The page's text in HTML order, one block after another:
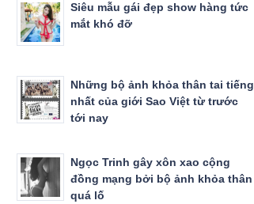
Siêu mẫu gái đẹp show hàng tức
mắt khó đỡ
Những bộ ảnh khỏa thân tai tiếng
nhất của giới Sao Việt từ trước
tới nay
Ngọc Trinh gây xôn xao cộng
đồng mạng bởi bộ ảnh khỏa thân
quá lố